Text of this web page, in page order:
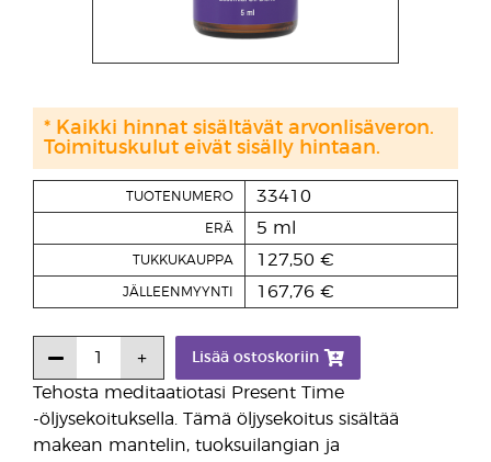
Tehosta meditaatiotasi Present Time
-öljysekoituksella. Tämä öljysekoitus sisältää
makean mantelin, tuoksuilangian ja
TUOTENUMERO 33410
ERÄ 5 ml
TUKKUKAUPPA 127,50 €
JÄLLEENMYYNTI 167,76 €
Lisää ostoskoriin
* Kaikki hinnat sisältävät arvonlisäveron.
Toimituskulut eivät sisälly hintaan.